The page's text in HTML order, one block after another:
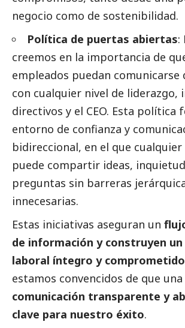
negocio como de sostenibilidad.
Política de puertas abiertas:
creemos en la importancia de
empleados puedan
con cualquier nivel de liderazgo,
directivos y el CEO. Esta política
entorno de confianza y
bidireccional, en el que
puede compartir ideas,
preguntas sin barreras
innecesarias.
Estas iniciativas aseguran un
de información y construyen
laboral íntegro y comprometido
estamos convencidos de que una
comunicación transparente y
clave para nuestro éxito.